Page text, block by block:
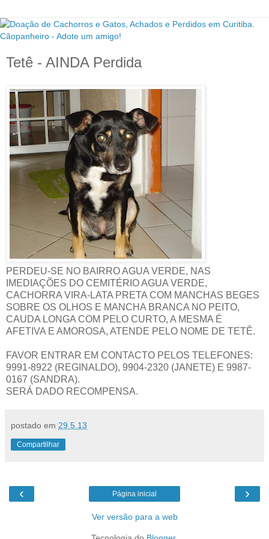
Tetê - AINDA Perdida
PERDEU-SE NO BAIRRO AGUA VERDE, NAS
IMEDIAÇÕES DO CEMITÉRIO AGUA VERDE,
CACHORRA VIRA-LATA PRETA COM MANCHAS BEGES
SOBRE OS OLHOS E MANCHA BRANCA NO PEITO,
CAUDA LONGA COM PELO CURTO, A MESMA É
AFETIVA E AMOROSA, ATENDE PELO NOME DE TETÊ.
FAVOR ENTRAR EM CONTACTO PELOS TELEFONES:
9991-8922 (REGINALDO), 9904-2320 (JANETE) E 9987-
0167 (SANDRA).
SERÁ DADO RECOMPENSA.
postado em 29.5.13
Compartilhar
‹ ›
Página inicial
Ver versão para a web